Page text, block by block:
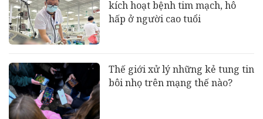
kích hoạt bệnh tim mạch, hô
hấp ở người cao tuổi
Thế giới xử lý những kẻ tung tin
bôi nhọ trên mạng thế nào?